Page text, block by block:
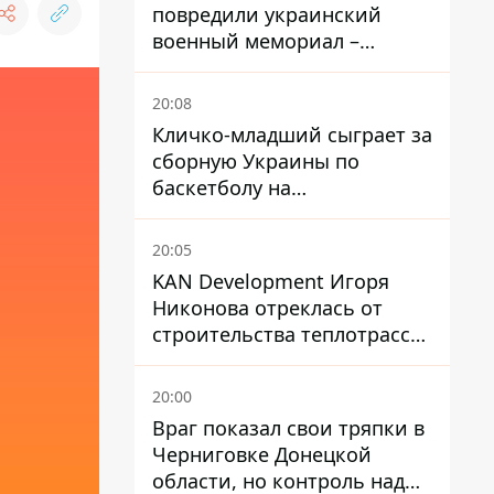
повредили украинский
военный мемориал –
посольство отреагировало
20:08
Кличко-младший сыграет за
сборную Украины по
баскетболу на
квалификации ЧМ-2027
20:05
KAN Development Игоря
Никонова отреклась от
строительства теплотрассы
на Теремках
20:00
Враг показал свои тряпки в
Черниговке Донецкой
области, но контроль над